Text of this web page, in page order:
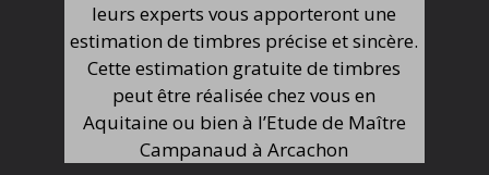
leurs experts vous apporteront une
estimation de timbres précise et sincère.
Cette estimation gratuite de timbres
peut être réalisée chez vous en
Aquitaine ou bien à l’Etude de Maître
Campanaud à Arcachon